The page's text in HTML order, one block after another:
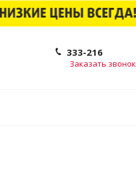
333-216
Заказать звонок